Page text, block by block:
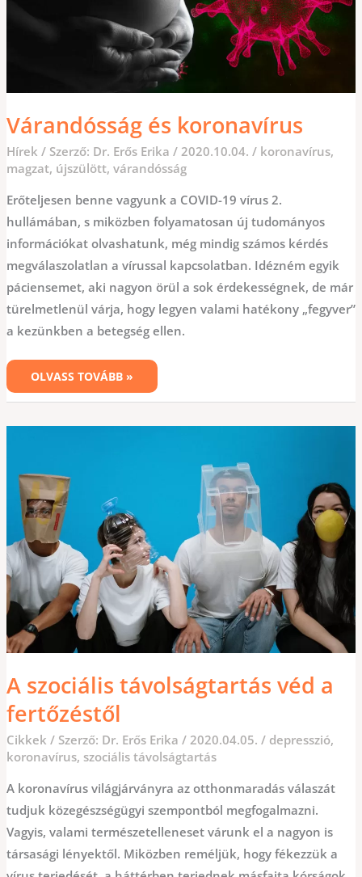
Várandósság és koronavírus
Hírek / Szerző: Dr. Erős Erika / 2020.10.04. / koronavírus,
magzat, újszülött, várandósság
Erőteljesen benne vagyunk a COVID-19 vírus 2.
hullámában, s miközben folyamatosan új tudományos
információkat olvashatunk, még mindig számos kérdés
megválaszolatlan a vírussal kapcsolatban. Idézném egyik
páciensemet, aki nagyon örül a sok érdekességnek, de már
türelmetlenül várja, hogy legyen valami hatékony „fegyver”
a kezünkben a betegség ellen.
OLVASS TOVÁBB »
A szociális távolságtartás véd a
fertőzéstől
Cikkek / Szerző: Dr. Erős Erika / 2020.04.05. / depresszió,
koronavírus, szociális távolságtartás
A koronavírus világjárványra az otthonmaradás válaszát
tudjuk közegészségügyi szempontból megfogalmazni.
Vagyis, valami természetelleneset várunk el a nagyon is
társasági lényektől. Miközben reméljük, hogy fékezzük a
A
A
FERTŐZÉSTŐL